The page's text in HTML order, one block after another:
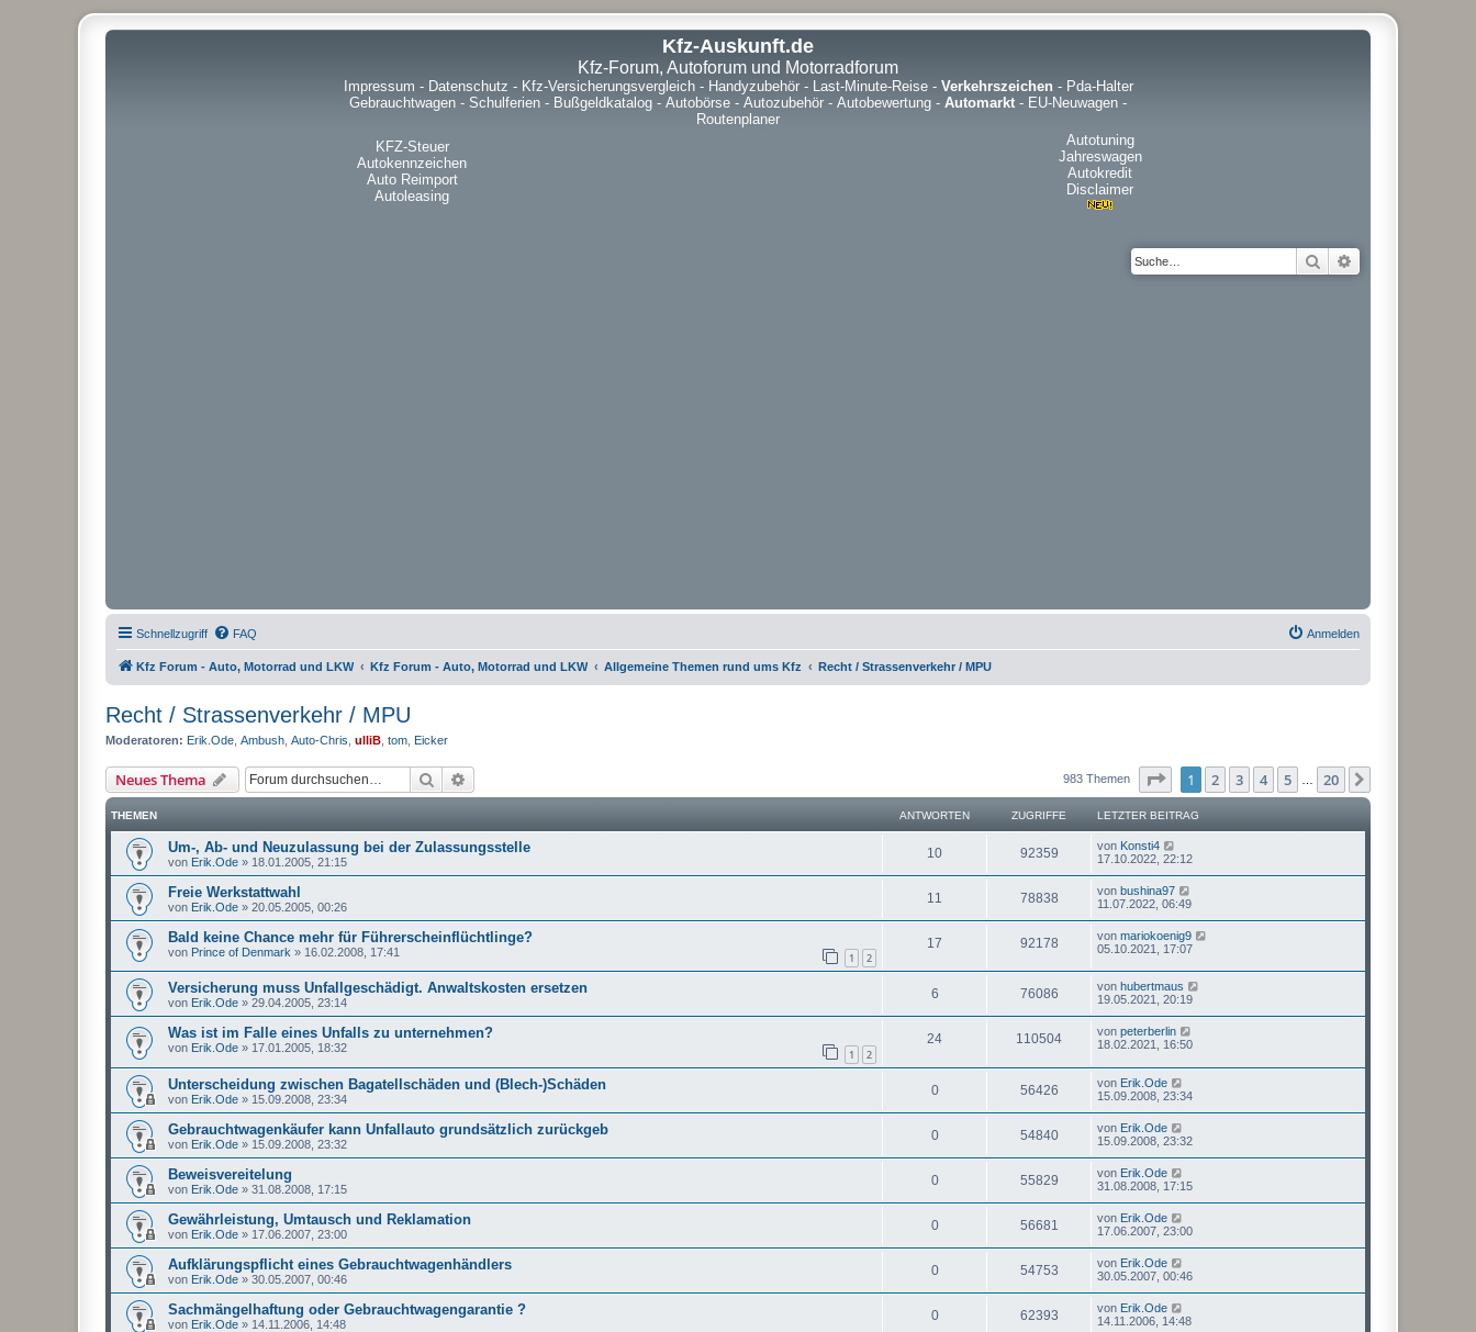
Kfz-Auskunft.de
Kfz-Forum, Autoforum und Motorradforum
Impressum - Datenschutz - Kfz-Versicherungsvergleich- Handyzubehör- Last-Minute-Reise- Verkehrszeichen- Pda-Halter
Gebrauchtwagen - Schulferien - Bußgeldkatalog - Autobörse - Autozubehör - Autobewertung - Automarkt - EU-Neuwagen -
Routenplaner
KFZ-Steuer
Autokennzeichen
Auto Reimport
Autoleasing
Autotuning
Jahreswagen
Autokredit
Disclaimer
Suche
Schnellzugriff FAQ Anmelden
Kfz Forum - Auto, Motorrad und LKW Kfz Forum - Auto, Motorrad und LKW Allgemeine Themen rund ums Kfz Recht / Strassenverkehr / MPU
Recht / Strassenverkehr / MPU
Moderatoren: Erik.Ode Ambush Auto-Chris ulliB tom Eicker
Neues Thema Suche 983 Themen Seite von20
1 2 3 4 5 20
THEMEN ANTWORTEN ZUGRIFFE LETZTER BEITRAG
Um-, Ab- und Neuzulassung bei der Zulassungsstelle
von Erik.Ode » 18.01.2005, 21:15
10 92359 von Konsti4
17.10.2022, 22:12
Freie Werkstattwahl
von Erik.Ode » 20.05.2005, 00:26
11 78838 von bushina97
11.07.2022, 06:49
Bald keine Chance mehr für Führerscheinflüchtlinge?
von Prince of Denmark » 16.02.2008, 17:41 1 2
17 92178 von mariokoenig9
05.10.2021, 17:07
Versicherung muss Unfallgeschädigt. Anwaltskosten ersetzen
von Erik.Ode » 29.04.2005, 23:14
6 76086 von hubertmaus
19.05.2021, 20:19
Was ist im Falle eines Unfalls zu unternehmen?
von Erik.Ode » 17.01.2005, 18:32 1 2
24 110504 von peterberlin
18.02.2021, 16:50
Unterscheidung zwischen Bagatellschäden und (Blech-)Schäden
von Erik.Ode » 15.09.2008, 23:34
0 56426 von Erik.Ode
15.09.2008, 23:34
Gebrauchtwagenkäufer kann Unfallauto grundsätzlich zurückgeb
von Erik.Ode » 15.09.2008, 23:32
0 54840 von Erik.Ode
15.09.2008, 23:32
Beweisvereitelung
von Erik.Ode » 31.08.2008, 17:15
0 55829 von Erik.Ode
31.08.2008, 17:15
Gewährleistung, Umtausch und Reklamation
von Erik.Ode » 17.06.2007, 23:00
0 56681 von Erik.Ode
17.06.2007, 23:00
Aufklärungspflicht eines Gebrauchtwagenhändlers
von Erik.Ode » 30.05.2007, 00:46
0 54753 von Erik.Ode
30.05.2007, 00:46
Sachmängelhaftung oder Gebrauchtwagengarantie ?
von Erik.Ode » 14.11.2006, 14:48
0 62393 von Erik.Ode
14.11.2006, 14:48